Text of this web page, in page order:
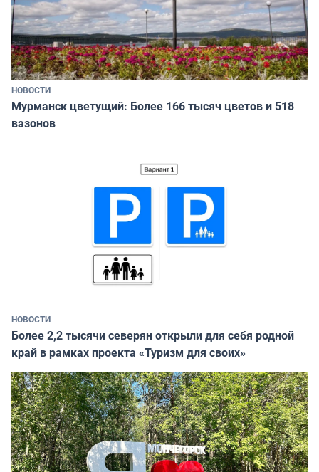
НОВОСТИ
Мурманск цветущий: Более 166 тысяч цветов и 518
вазонов
НОВОСТИ
Более 2,2 тысячи северян открыли для себя родной
край в рамках проекта «Туризм для своих»